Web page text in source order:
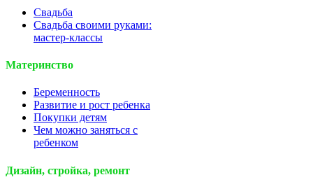
Свадьба
Свадьба своими руками:
мастер-классы
Материнство
Беременность
Развитие и рост ребенка
Покупки детям
Чем можно заняться с
ребенком
Дизайн, стройка, ремонт